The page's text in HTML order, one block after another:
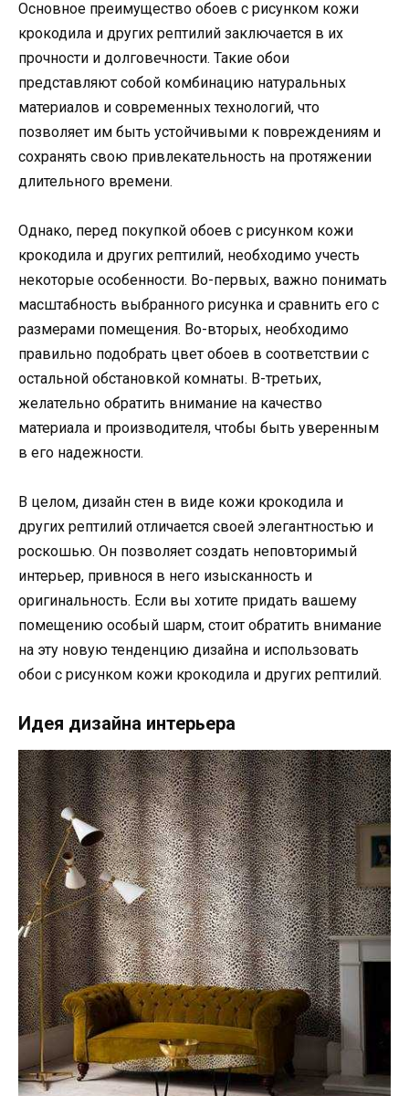
Основное преимущество обоев с рисунком кожи
крокодила и других рептилий заключается в их
прочности и долговечности. Такие обои
представляют собой комбинацию натуральных
материалов и современных технологий, что
позволяет им быть устойчивыми к повреждениям и
сохранять свою привлекательность на протяжении
длительного времени.
Однако, перед покупкой обоев с рисунком кожи
крокодила и других рептилий, необходимо учесть
некоторые особенности. Во-первых, важно понимать
масштабность выбранного рисунка и сравнить его с
размерами помещения. Во-вторых, необходимо
правильно подобрать цвет обоев в соответствии с
остальной обстановкой комнаты. В-третьих,
желательно обратить внимание на качество
материала и производителя, чтобы быть уверенным
в его надежности.
В целом, дизайн стен в виде кожи крокодила и
других рептилий отличается своей элегантностью и
роскошью. Он позволяет создать неповторимый
интерьер, привнося в него изысканность и
оригинальность. Если вы хотите придать вашему
помещению особый шарм, стоит обратить внимание
на эту новую тенденцию дизайна и использовать
обои с рисунком кожи крокодила и других рептилий.
Идея дизайна интерьера